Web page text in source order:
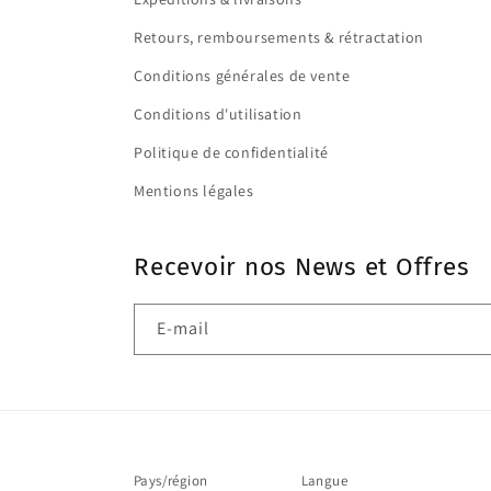
Retours, remboursements & rétractation
Conditions générales de vente
Conditions d'utilisation
Politique de confidentialité
Mentions légales
Recevoir nos News et Offres
E-mail
Pays/région Langue